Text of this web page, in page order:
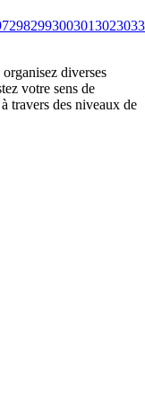
298299300301302303
diverses
votre sens de
travers des niveaux de